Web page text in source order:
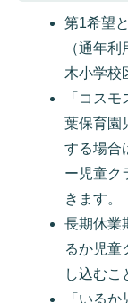
第1希望
（通年
木小学校
「コス
葉保育園
する場合
ー児童ク
きます。
長期休業
るか児童
し込むこ
「いる